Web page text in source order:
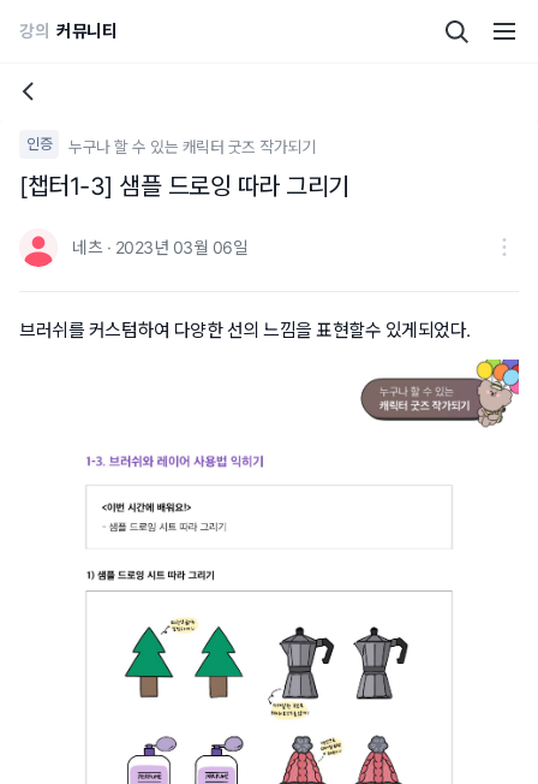
강의 커뮤니티
인증 누구나 할 수 있는 캐릭터 굿즈 작가되기
[챕터1-3] 샘플 드로잉 따라 그리기
네츠 · 2023년 03월 06일
브러쉬를 커스텀하여 다양한 선의 느낌을 표현할수 있게되었다.